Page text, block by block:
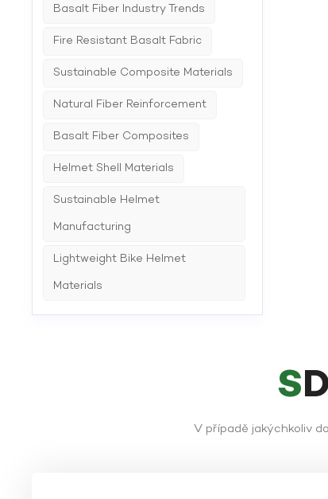
Basalt Fiber Industry Trends
Fire Resistant Basalt Fabric
Sustainable Composite Materials
Natural Fiber Reinforcement
Basalt Fiber Composites
Helmet Shell Materials
Sustainable Helmet
Manufacturing
Lightweight Bike Helmet
Materials
V případě jakýchkoliv